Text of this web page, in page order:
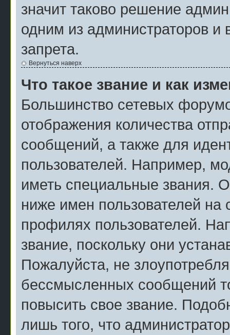
значит таково решение
одним из администраторов и
запрета.
Вернуться наверх
Что такое звание и как
Большинство сетевых
отображения количества
сообщений, а также для
пользователей. Например,
иметь специальные звания.
ниже имен пользователей на
профилях пользователей.
звание, поскольку они
Пожалуйста, не
бессмысленных сообщений
повысить свое звание.
лишь того, что